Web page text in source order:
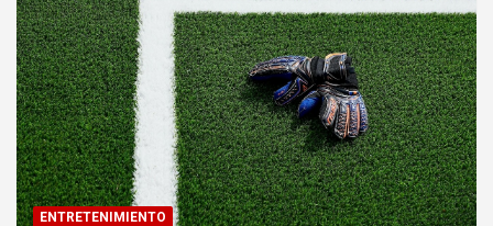
ENTRETENIMIENTO